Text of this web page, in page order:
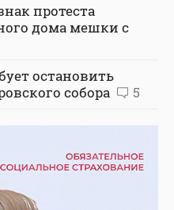
протеста
дома мешки с
остановить
собора
5